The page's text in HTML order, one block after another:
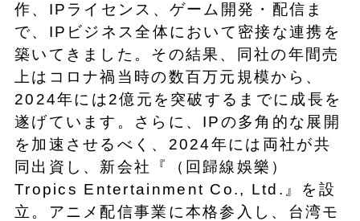
作、IPライセンス、ゲーム開発・配信ま
で、IPビジネス全体において密接な連携を
築いてきました。その結果、同社の年間売
上はコロナ禍当時の数百万元規模から、
2024年には2億元を突破するまでに成長を
遂げています。さらに、IPの多角的な展開
を加速させるべく、2024年には両社が共
同出資し、新会社『（回歸線娛樂）
Tropics Entertainment Co., Ltd.』を設
立。アニメ配信事業に本格参入し、台湾モ